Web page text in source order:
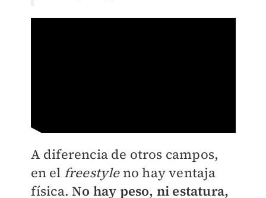
A diferencia de otros campos,
en el freestyleno hay ventaja
física.No hay peso, ni estatura,